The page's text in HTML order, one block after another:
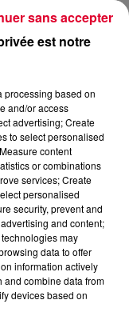
est notre
processing based on
and/or access
advertising; Create
to select personalised
content
or combinations
services; Create
personalised
security, prevent and
and content;
may
data to offer
information actively
and combine data from
devices based on
sans accepter